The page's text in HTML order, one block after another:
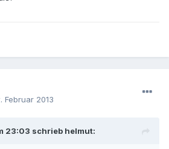
Februar 2013
23:03 schrieb helmut: